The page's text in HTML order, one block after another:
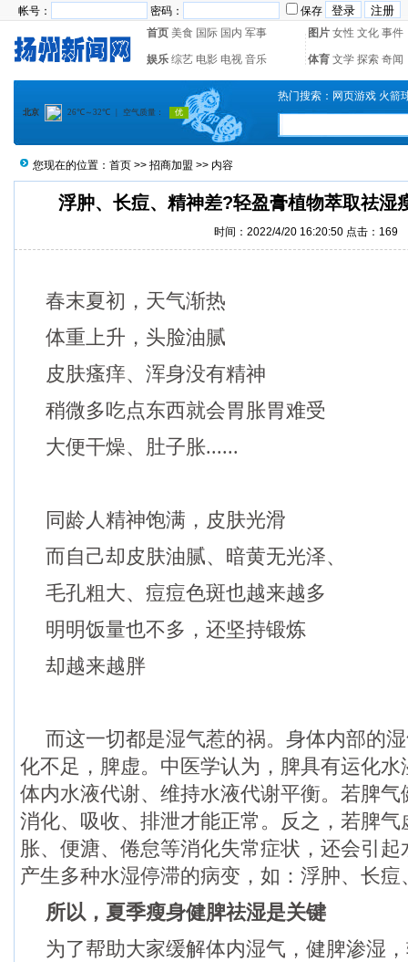
帐号： 密码：
保存
首页 美食 国际 国内 军事 图片 女性 文化 事件
娱乐 综艺 电影 电视 音乐 体育 文学 探索 奇闻
热门搜索： 网页游戏 火箭
您现在的位置： 首页 >> 招商加盟 >> 内容
浮肿、长痘、精神差?轻盈膏植物萃取祛湿
时间：2022/4/20 16:20:50 点击： 169
春末夏初，天气渐热
体重上升，头脸油腻
皮肤瘙痒、浑身没有精神
稍微多吃点东西就会胃胀胃难受
大便干燥、肚子胀......
同龄人精神饱满，皮肤光滑
而自己却皮肤油腻、暗黄无光泽、
毛孔粗大、痘痘色斑也越来越多
明明饭量也不多，还坚持锻炼
却越来越胖
而这一切都是湿气惹的祸。身体内部的
化不足，脾虚。中医学认为，脾具有运化
体内水液代谢、维持水液代谢平衡。若脾
消化、吸收、排泄才能正常。反之，若脾
胀、便溏、倦怠等消化失常症状，还会引
产生多种水湿停滞的病变，如：浮肿、长痘
所以，夏季瘦身健脾祛湿是关键
为了帮助大家缓解体内湿气，健脾渗湿